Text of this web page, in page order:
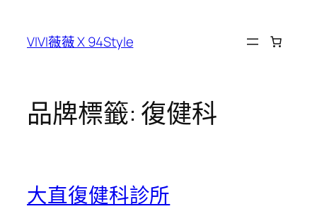
VIVI薇薇 X 94Style
品牌標籤: 復健科
大直復健科診所